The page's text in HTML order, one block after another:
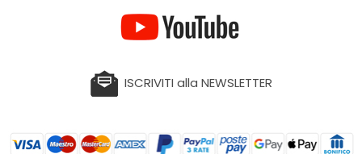
ISCRIVITI alla NEWSLETTER